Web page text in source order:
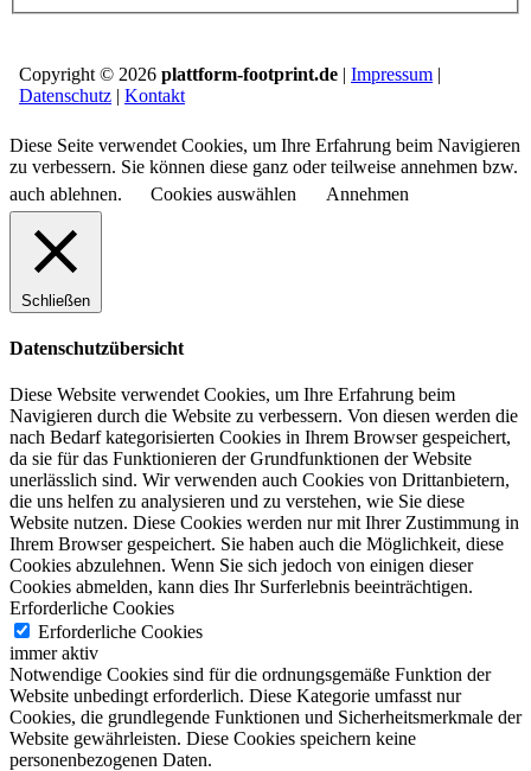
Copyright © 2026 plattform-footprint.de | Impressum |
Datenschutz | Kontakt
Diese Seite verwendet Cookies, um Ihre Erfahrung beim Navigieren
zu verbessern. Sie können diese ganz oder teilweise annehmen bzw.
auch ablehnen.
Cookies auswählen Annehmen
Schließen
Datenschutzübersicht
Diese Website verwendet Cookies, um Ihre Erfahrung beim
Navigieren durch die Website zu verbessern. Von diesen werden die
nach Bedarf kategorisierten Cookies in Ihrem Browser gespeichert,
da sie für das Funktionieren der Grundfunktionen der Website
unerlässlich sind. Wir verwenden auch Cookies von Drittanbietern,
die uns helfen zu analysieren und zu verstehen, wie Sie diese
Website nutzen. Diese Cookies werden nur mit Ihrer Zustimmung in
Ihrem Browser gespeichert. Sie haben auch die Möglichkeit, diese
Cookies abzulehnen. Wenn Sie sich jedoch von einigen dieser
Cookies abmelden, kann dies Ihr Surferlebnis beeinträchtigen.
Erforderliche Cookies
Erforderliche Cookies
immer aktiv
Notwendige Cookies sind für die ordnungsgemäße Funktion der
Website unbedingt erforderlich. Diese Kategorie umfasst nur
Cookies, die grundlegende Funktionen und Sicherheitsmerkmale der
Website gewährleisten. Diese Cookies speichern keine
personenbezogenen Daten.